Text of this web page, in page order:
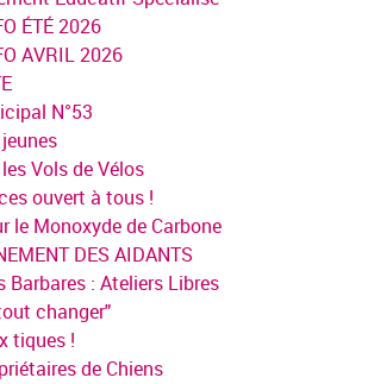
ÉTÉ 2026
AVRIL 2026
N°53
Vols de Vélos
ouvert à tous !
le Monoxyde de Carbone
DES AIDANTS
Barbares : Ateliers Libres
changer"
tiques !
de Chiens